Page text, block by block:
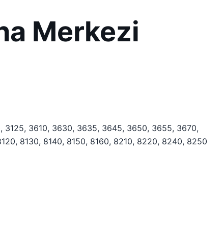
Merkezi
3610, 3630, 3635, 3645, 3650, 3655, 3670,
8130, 8140, 8150, 8160, 8210, 8220, 8240, 8250